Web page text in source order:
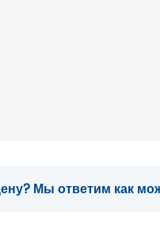
Мы ответим как